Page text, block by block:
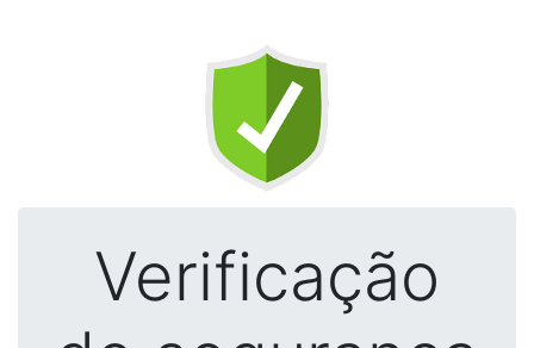
Verificação